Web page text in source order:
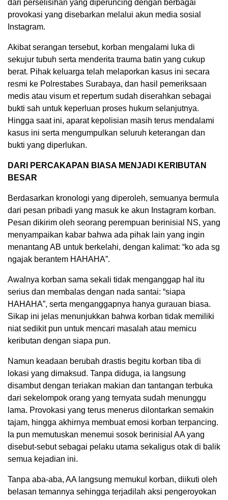
dari perselisihan yang diperuncing dengan berbagai
provokasi yang disebarkan melalui akun media sosial
Instagram.
Akibat serangan tersebut, korban mengalami luka di
sekujur tubuh serta menderita trauma batin yang cukup
berat. Pihak keluarga telah melaporkan kasus ini secara
resmi ke Polrestabes Surabaya, dan hasil pemeriksaan
medis atau visum et repertum sudah diserahkan sebagai
bukti sah untuk keperluan proses hukum selanjutnya.
Hingga saat ini, aparat kepolisian masih terus mendalami
kasus ini serta mengumpulkan seluruh keterangan dan
bukti yang diperlukan.
DARI PERCAKAPAN BIASA MENJADI KERIBUTAN
BESAR
Berdasarkan kronologi yang diperoleh, semuanya bermula
dari pesan pribadi yang masuk ke akun Instagram korban.
Pesan dikirim oleh seorang perempuan berinisial NS, yang
menyampaikan kabar bahwa ada pihak lain yang ingin
menantang AB untuk berkelahi, dengan kalimat: “ko ada sg
ngajak berantem HAHAHA”.
Awalnya korban sama sekali tidak menganggap hal itu
serius dan membalas dengan nada santai: “siapa
HAHAHA”, serta menganggapnya hanya gurauan biasa.
Sikap ini jelas menunjukkan bahwa korban tidak memiliki
niat sedikit pun untuk mencari masalah atau memicu
keributan dengan siapa pun.
Namun keadaan berubah drastis begitu korban tiba di
lokasi yang dimaksud. Tanpa diduga, ia langsung
disambut dengan teriakan makian dan tantangan terbuka
dari sekelompok orang yang ternyata sudah menunggu
lama. Provokasi yang terus menerus dilontarkan semakin
tajam, hingga akhirnya membuat emosi korban terpancing.
Ia pun memutuskan menemui sosok berinisial AA yang
disebut-sebut sebagai pelaku utama sekaligus otak di balik
semua kejadian ini.
Tanpa aba-aba, AA langsung memukul korban, diikuti oleh
belasan temannya sehingga terjadilah aksi pengeroyokan